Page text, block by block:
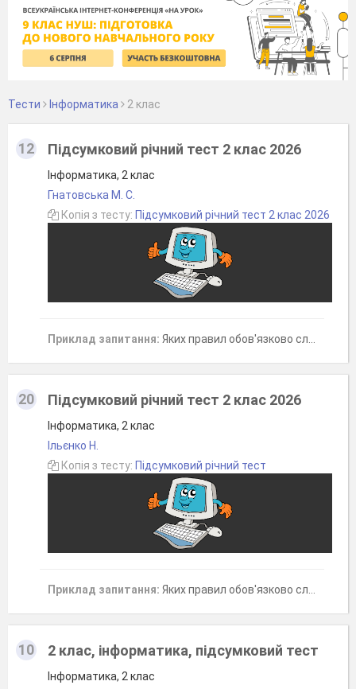
Тести Інформатика 2 клас
12 Підсумковий річний тест 2 клас 2026
Інформатика, 2 клас
Гнатовська М. С.
Копія з тесту: Підсумковий річний тест 2 клас 2026
Приклад запитання: Яких правил обов'язково слід дотримуватися в комп'ютерному класі? Оберіть ВСІ правильні відповіді.
20 Підсумковий річний тест 2 клас 2026
Інформатика, 2 клас
Ільєнко Н.
Копія з тесту: Підсумковий річний тест
Приклад запитання: Яких правил обов'язково слід дотримуватися в комп'ютерному класі? Оберіть ВСІ правильні відповіді.
10 2 клас, інформатика, підсумковий тест
Інформатика, 2 клас